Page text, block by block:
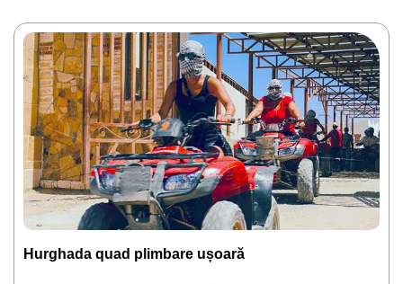
Hurghada quad plimbare ușoară